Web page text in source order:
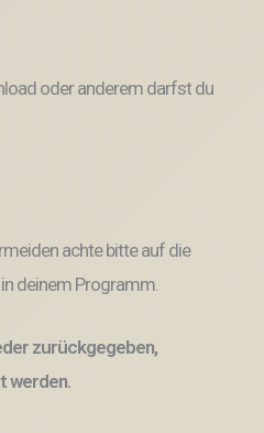
oder anderem darfst du
achte bitte auf die
deinem Programm.
zurückgegeben,
werden.